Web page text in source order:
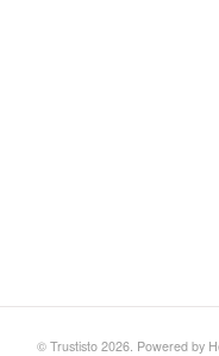
© Trustisto 2026. Powered by